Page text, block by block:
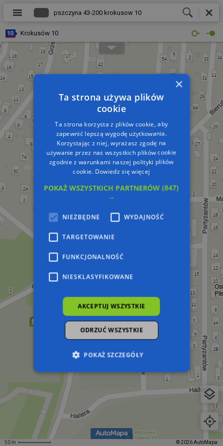
50 m © 2026 AutoMapa
Krokusów 10
×
Ta strona używa plików
cookie
Ta strona korzysta z plików cookie, aby
zapewnić lepszą wygodę użytkowania.
Korzystając z niej, wyrażasz zgodę na
używanie przez nas wszystkich plików cookie
zgodnie z warunkami naszej polityki plików
cookie. Dowiedz się więcej
POKAŻ WSZYSTKICH PARTNERÓW(847)
→
NIEZBĘDNE WYDAJNOŚĆ
TARGETOWANIE
FUNKCJONALNOŚĆ
NIESKLASYFIKOWANE
AKCEPTUJ WSZYSTKIE
ODRZUĆ WSZYSTKIE
POKAŻ SZCZEGÓŁY
Niezbędne Wydajność
Targetowanie
Funkcjonalność
Niezbędne pliki cookie umożliwiają korzystanie z
podstawowych funkcji strony internetowej,
takich jak logowanie użytkownika i zarządzanie